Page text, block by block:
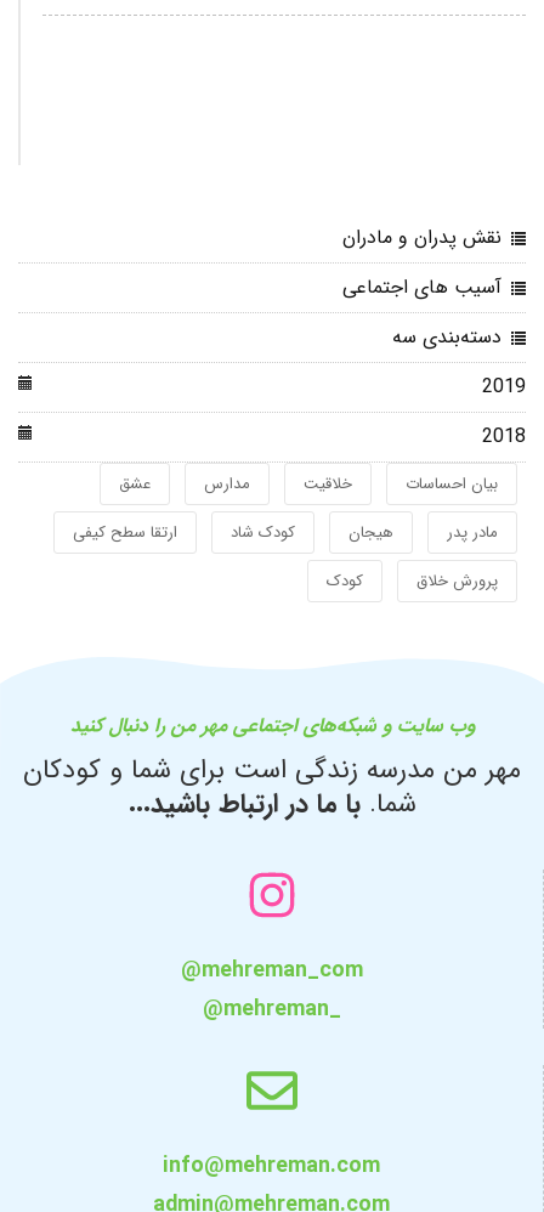
نقش پدران و مادران
آسیب های اجتماعی
دسته‌بندی سه
2019
2018
بیان احساسات خلاقیت مدارس
عشق
مادر پدر
هیجان کودک شاد
ارتقا سطح کیفی
پرورش خلاق
کودک
وب سایت و شبکه‌های اجتماعی مهر من را دنبال کنید
مهر من مدرسه زندگی است برای شما و کودکان
شما. با ما در ارتباط باشید...
@mehreman_com
@mehreman_
info@mehreman.com
admin@mehreman.com